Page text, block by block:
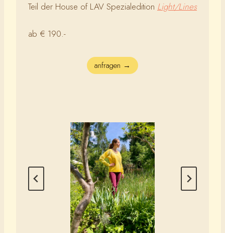
Teil der House of LAV Spezialedition Light/Lines
ab € 190.-
anfragen →